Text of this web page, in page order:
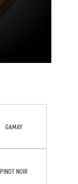
GAMAY
PINOT NOIR